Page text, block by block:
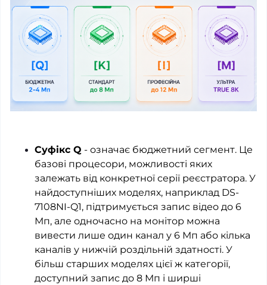
Суфікс Q - означає бюджетний сегмент. Це
базові процесори, можливості яких
залежать від конкретної серії реєстратора. У
найдоступніших моделях, наприклад DS-
7108NI-Q1, підтримується запис відео до 6
Мп, але одночасно на монітор можна
вивести лише один канал у 6 Мп або кілька
каналів у нижчій роздільній здатності. У
більш старших моделях цієї ж категорії,
доступний запис до 8 Мп і ширші